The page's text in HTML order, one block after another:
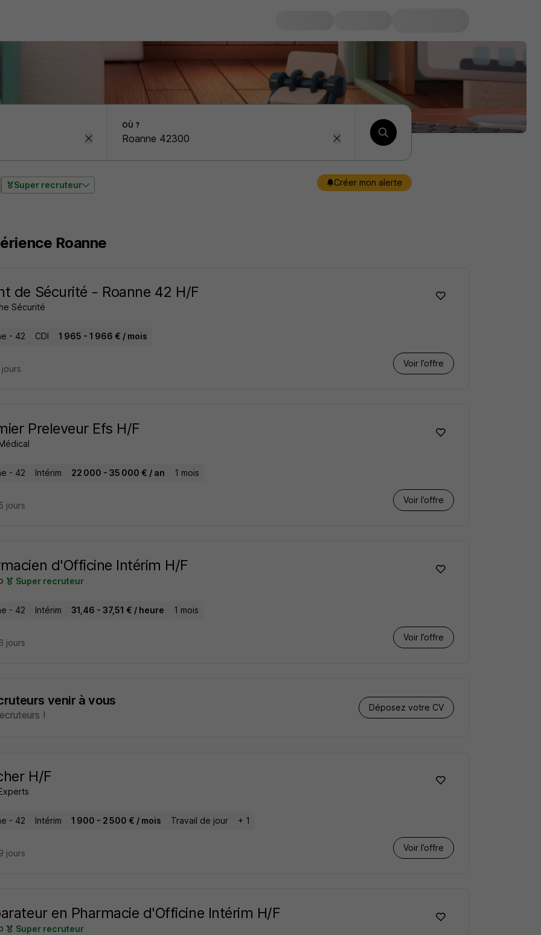
OÙ ?
Super recruteur Créer mon alerte
Roanne
de Sécurité - Roanne 42 H/F
Sécurité
- 42 CDI 1 965 - 1 966 € / mois
Voir l’offre
Preleveur Efs H/F
- 42 Intérim 22 000 - 35 000 € / an 1 mois
Voir l’offre
jours
d'Officine Intérim H/F
Super recruteur
- 42 Intérim 31,46 - 37,51 € / heure 1 mois
Voir l’offre
jours
venir à vous
!
Déposez votre CV
H/F
- 42 Intérim 1 900 - 2 500 € / mois Travail de jour + 1
Voir l’offre
jours
en Pharmacie d'Officine Intérim H/F
Super recruteur